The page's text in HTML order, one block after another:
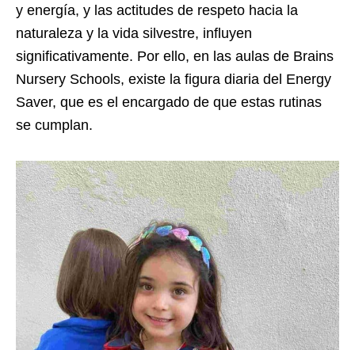
y energía, y las actitudes de respeto hacia la
naturaleza y la vida silvestre, influyen
significativamente. Por ello, en las aulas de Brains
Nursery Schools, existe la figura diaria del Energy
Saver, que es el encargado de que estas rutinas
se cumplan.